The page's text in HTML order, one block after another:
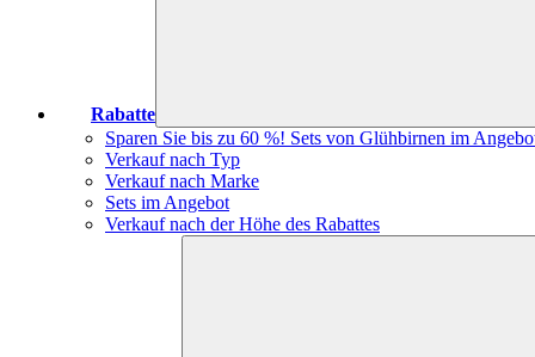
Rabatte
Sparen Sie bis zu 60 %! Sets von Glühbirnen im
Verkauf nach Typ
Verkauf nach Marke
Sets im Angebot
Verkauf nach der Höhe des Rabattes